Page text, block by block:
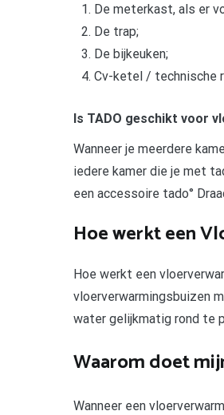
De meterkast, als er
De trap;
De bijkeuken;
Cv-ketel / technische
Is TADO geschikt voor
Wanneer je meerdere
iedere kamer die je met
een accessoire tado°
Hoe werkt een
Hoe werkt een
vloerverwarmingsbuizen
water gelijkmatig rond te
Waarom doet
Wanneer een